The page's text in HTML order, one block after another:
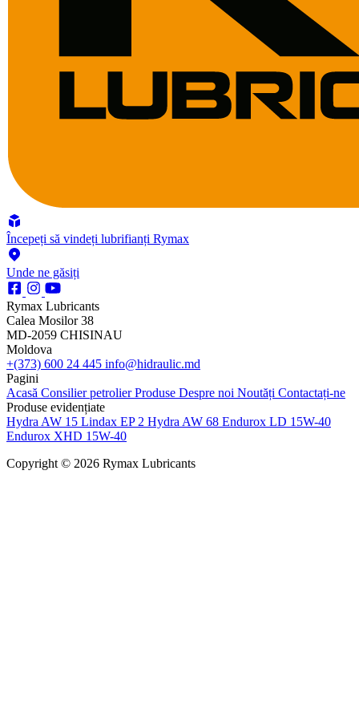
Începeți să vindeți lubrifianți Rymax
Unde ne găsiți
Rymax Lubricants
Calea Mosilor 38
MD-2059 CHISINAU
Moldova
+(373) 600 24 445 info@hidraulic.md
Pagini
Acasă Consilier petrolierProduse Despre noi Noutăți Contactați-ne
Produse evidențiate
Hydra AW 15 Lindax EP 2 Hydra AW 68 Endurox LD 15W-40
Endurox XHD 15W-40
Copyright © 2026 Rymax Lubricants